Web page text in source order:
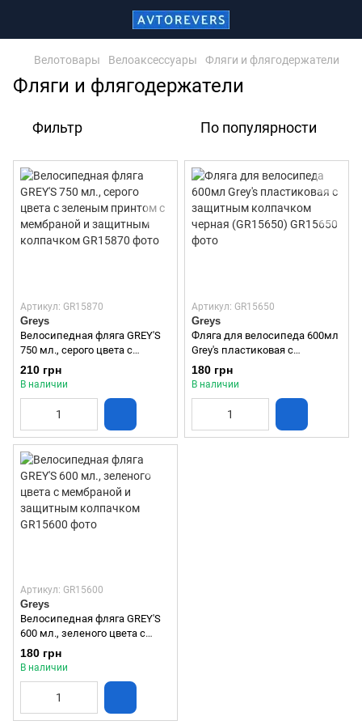
Велотовары Велоаксессуары Фляги и флягодержатели
Фляги и флягодержатели
Фильтр По популярности
Артикул: GR15870
Greys
Велосипедная фляга GREY'S
750 мл., серого цвета с
зеленым принтом с
мембраной и защитным
210 грн
В наличии
Артикул: GR15650
Greys
Фляга для велосипеда 600мл
Grey's пластиковая с
защитным колпачком черная
(GR15650)
180 грн
В наличии
Артикул: GR15600
Greys
Велосипедная фляга GREY'S
600 мл., зеленого цвета с
мембраной и защитным
колпачком
180 грн
В наличии